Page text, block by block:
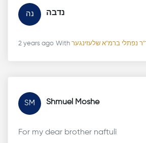
נה נדבה
2 years ago With
SM Shmuel Moshe
For my dear brother naftuli